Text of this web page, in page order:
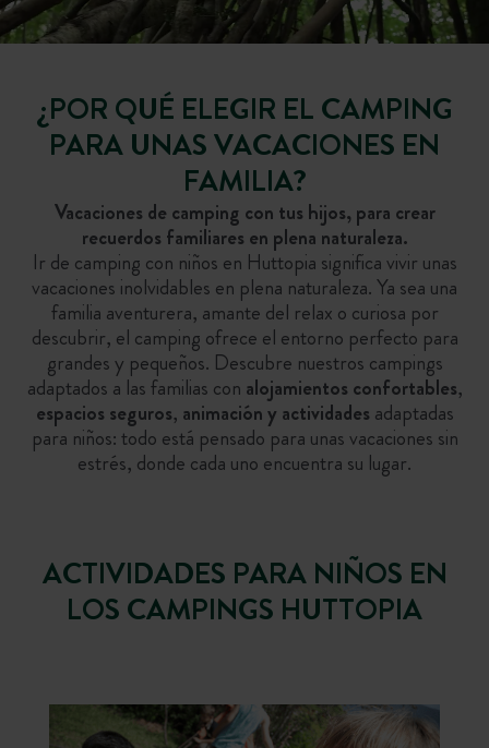
¿POR QUÉ ELEGIR EL CAMPING
PARA UNAS VACACIONES EN
FAMILIA?
Vacaciones de camping con tus hijos, para crear
recuerdos familiares en plena naturaleza.
Ir de camping con niños en Huttopia significa vivir unas
vacaciones inolvidables en plena naturaleza. Ya sea una
familia aventurera, amante del relax o curiosa por
descubrir, el camping ofrece el entorno perfecto para
grandes y pequeños. Descubre nuestros campings
adaptados a las familias con alojamientos confortables,
espacios seguros, animación y actividades adaptadas
para niños: todo está pensado para unas vacaciones sin
estrés, donde cada uno encuentra su lugar.
ACTIVIDADES PARA NIÑOS EN
LOS CAMPINGS HUTTOPIA